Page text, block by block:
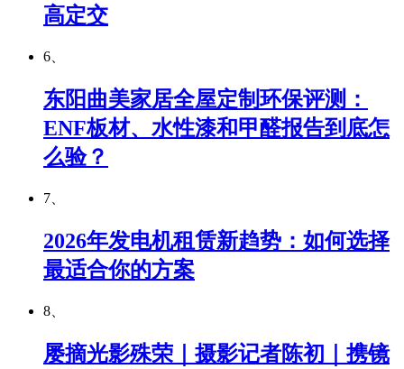
高定交
6、
东阳曲美家居全屋定制环保评测：
ENF板材、水性漆和甲醛报告到底怎
么验？
7、
2026年发电机租赁新趋势：如何选择
最适合你的方案
8、
屡摘光影殊荣｜摄影记者陈初｜携镜